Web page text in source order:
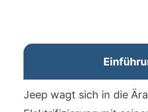
Jeep wagt sich in die